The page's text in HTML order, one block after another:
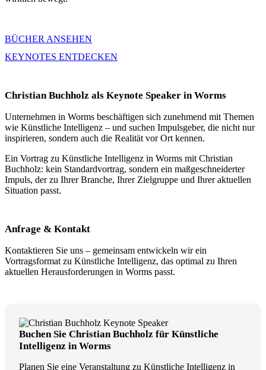
BÜCHER ANSEHEN
KEYNOTES ENTDECKEN
Christian Buchholz als Keynote Speaker in Worms
Unternehmen in Worms beschäftigen sich zunehmend mit Themen
wie Künstliche Intelligenz – und suchen Impulsgeber, die nicht nur
inspirieren, sondern auch die Realität vor Ort kennen.
Ein Vortrag zu Künstliche Intelligenz in Worms mit Christian
Buchholz: kein Standardvortrag, sondern ein maßgeschneiderter
Impuls, der zu Ihrer Branche, Ihrer Zielgruppe und Ihrer aktuellen
Situation passt.
Anfrage & Kontakt
Kontaktieren Sie uns – gemeinsam entwickeln wir ein
Vortragsformat zu Künstliche Intelligenz, das optimal zu Ihren
aktuellen Herausforderungen in Worms passt.
Buchen Sie Christian Buchholz für Künstliche
Intelligenz in Worms
Planen Sie eine Veranstaltung zu Künstliche Intelligenz in